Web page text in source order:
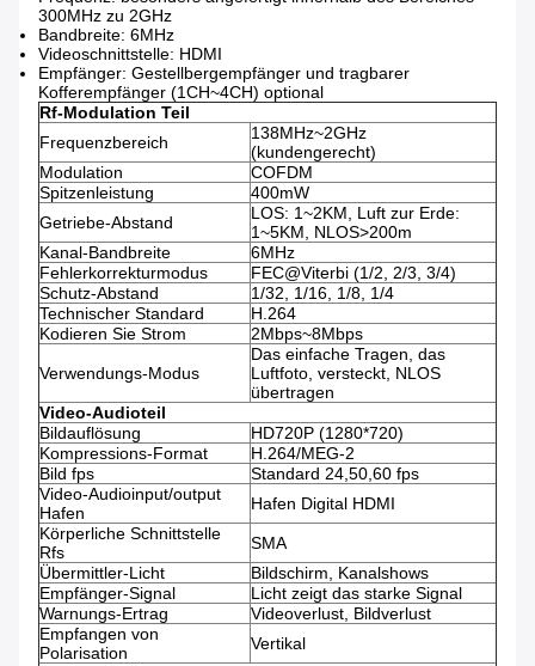
300MHz zu 2GHz
Bandbreite: 6MHz
Videoschnittstelle: HDMI
Empfänger: Gestellbergempfänger und tragbarer
Kofferempfänger (1CH~4CH) optional
Rf-Modulation Teil
Frequenzbereich
138MHz~2GHz
(kundengerecht)
Modulation
COFDM
Spitzenleistung
400mW
Getriebe-Abstand
LOS: 1~2KM, Luft zur Erde:
1~5KM, NLOS>200m
Kanal-Bandbreite
6MHz
Fehlerkorrekturmodus
FEC@Viterbi (1/2, 2/3, 3/4)
Schutz-Abstand
1/32, 1/16, 1/8, 1/4
Technischer Standard
H.264
Kodieren Sie Strom
2Mbps~8Mbps
Verwendungs-Modus
Das einfache Tragen, das
Luftfoto, versteckt, NLOS
übertragen
Video-Audioteil
Bildauflösung
HD720P (1280*720)
Kompressions-Format
H.264/MEG-2
Bild fps
Standard 24,50,60 fps
Video-Audioinput/output
Hafen
Hafen Digital HDMI
Körperliche Schnittstelle
Rfs
SMA
Übermittler-Licht
Bildschirm, Kanalshows
Empfänger-Signal
Licht zeigt das starke Signal
Warnungs-Ertrag
Videoverlust, Bildverlust
Empfangen von
Polarisation
Vertikal